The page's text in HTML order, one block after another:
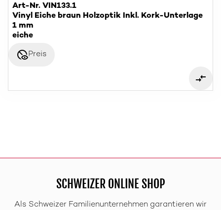
Art-Nr. VIN133.1
Vinyl Eiche braun Holzoptik Inkl. Kork-Unterlage
1 mm
eiche
disabled_visiblePreis
SCHWEIZER ONLINE SHOP
Als Schweizer Familienunternehmen garantieren wir